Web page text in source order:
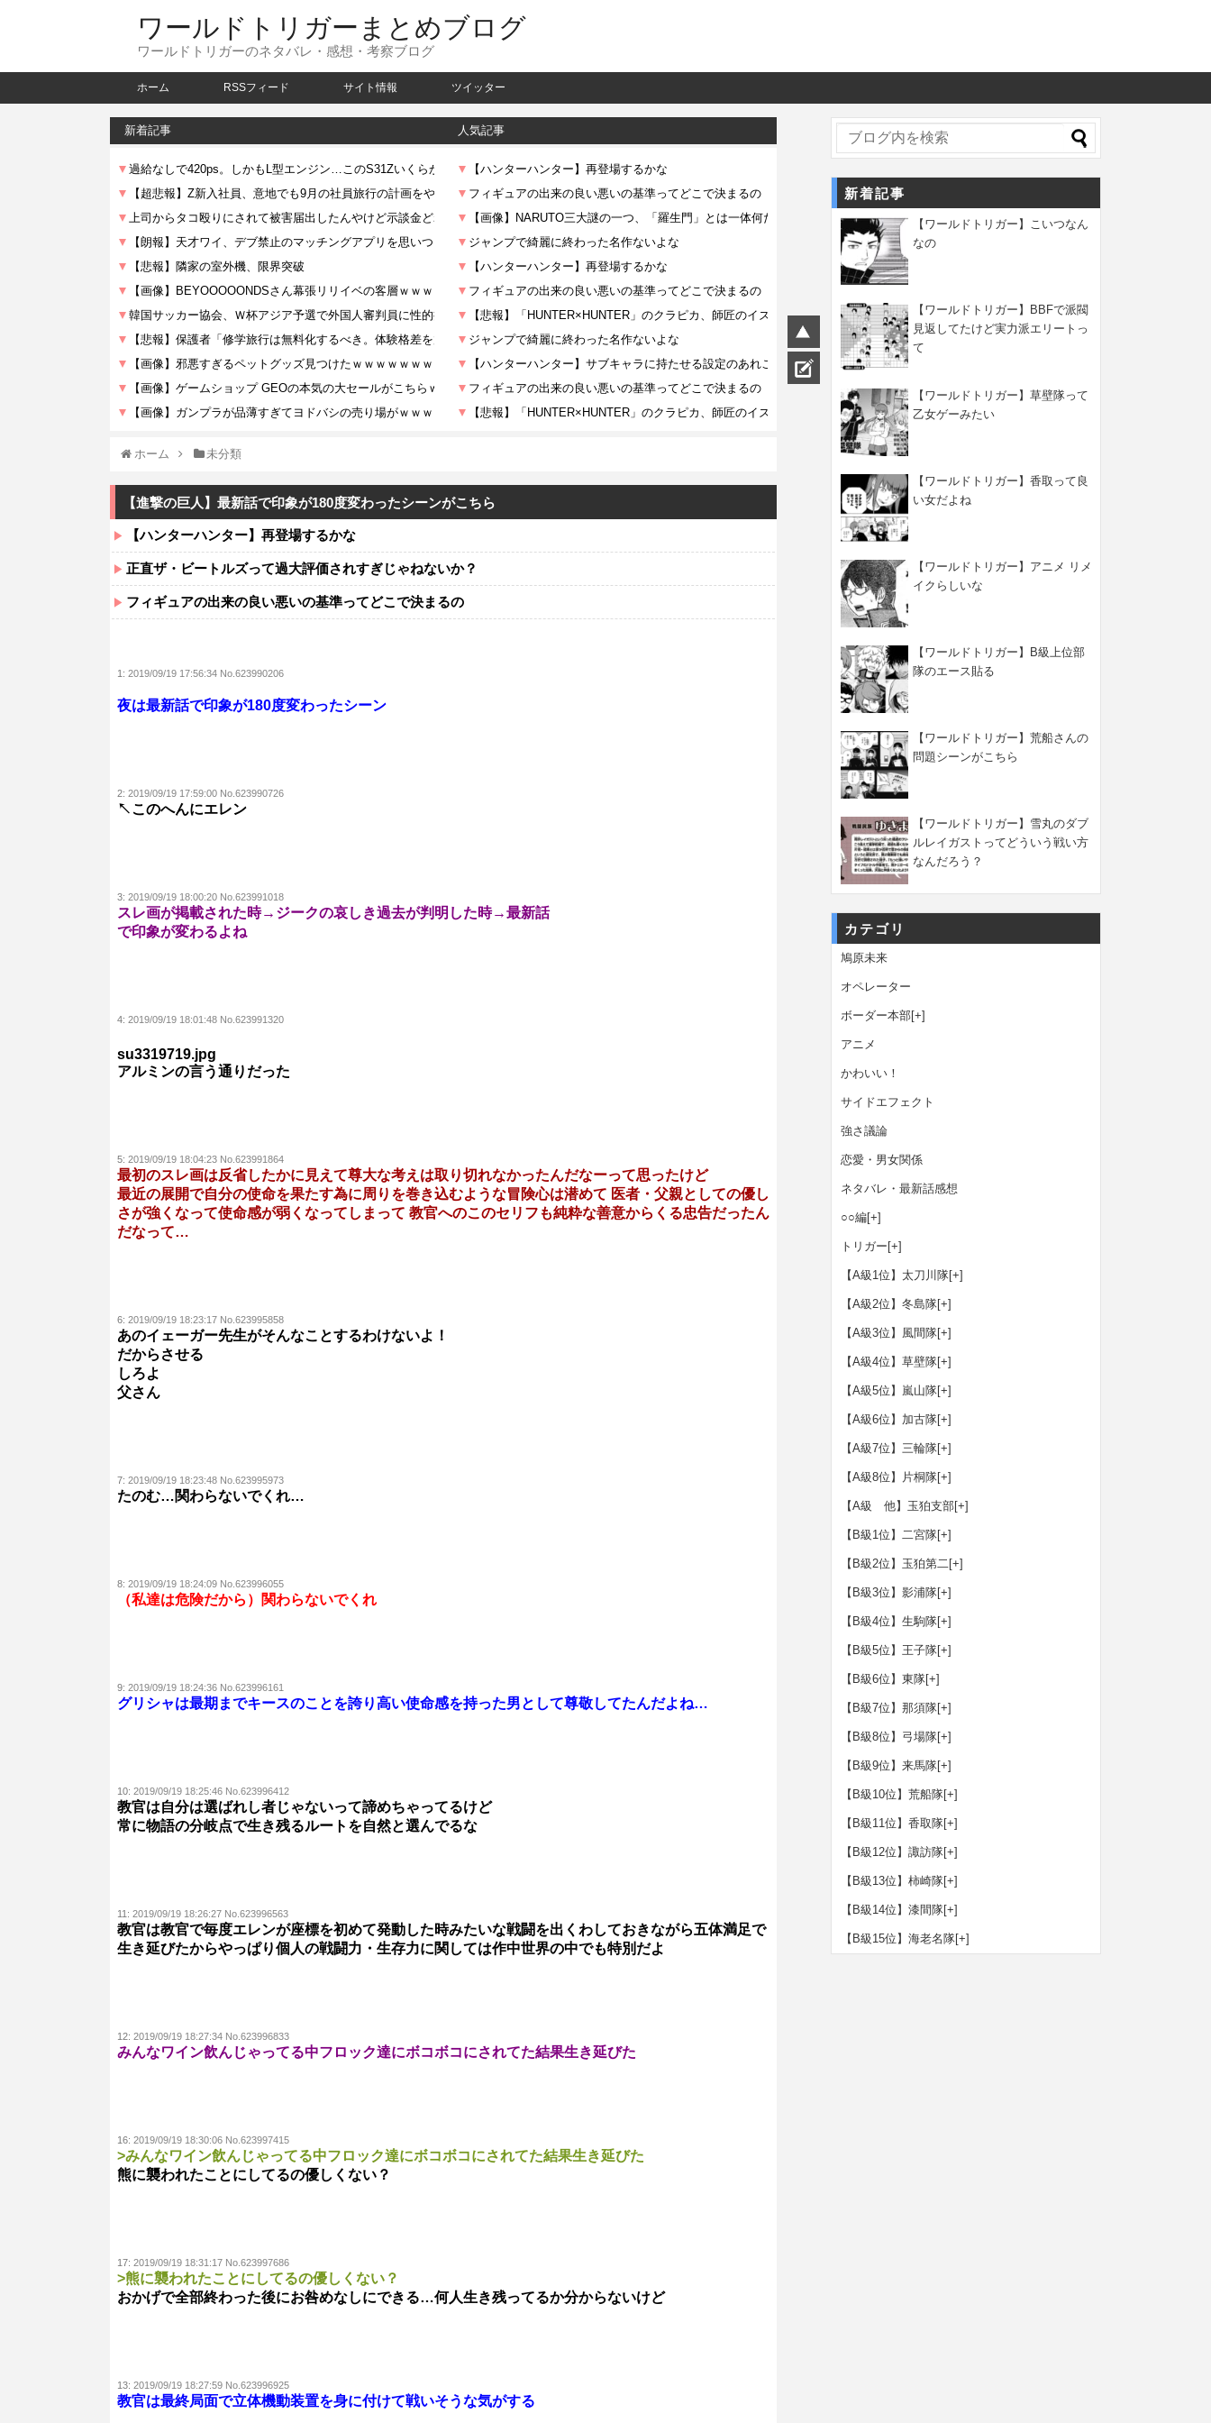
ワールドトリガーまとめブログ
ワールドトリガーのネタバレ・感想・考察ブログ
ホーム RSSフィード サイト情報 ツイッター
新着記事 人気記事
ホーム 未分類
【進撃の巨人】最新話で印象が180度変わったシーンがこちら
【ハンターハンター】再登場するかな
正直ザ・ビートルズって過大評価されすぎじゃねないか？
フィギュアの出来の良い悪いの基準ってどこで決まるの
1: 2019/09/19 17:56:34 No.623990206
夜は最新話で印象が180度変わったシーン
2: 2019/09/19 17:59:00 No.623990726
↖︎このへんにエレン
3: 2019/09/19 18:00:20 No.623991018
スレ画が掲載された時→ジークの哀しき過去が判明した時→最新話
で印象が変わるよね
4: 2019/09/19 18:01:48 No.623991320
su3319719.jpg
アルミンの言う通りだった
5: 2019/09/19 18:04:23 No.623991864
最初のスレ画は反省したかに見えて尊大な考えは取り切れなかったんだなーって思ったけど
最近の展開で自分の使命を果たす為に周りを巻き込むような冒険心は潜めて 医者・父親としての優し
さが強くなって使命感が弱くなってしまって 教官へのこのセリフも純粋な善意からくる忠告だったん
だなって…
6: 2019/09/19 18:23:17 No.623995858
あのイェーガー先生がそんなことするわけないよ！
だからさせる
しろよ
父さん
7: 2019/09/19 18:23:48 No.623995973
たのむ…関わらないでくれ…
8: 2019/09/19 18:24:09 No.623996055
（私達は危険だから）関わらないでくれ
9: 2019/09/19 18:24:36 No.623996161
グリシャは最期までキースのことを誇り高い使命感を持った男として尊敬してたんだよね…
10: 2019/09/19 18:25:46 No.623996412
教官は自分は選ばれし者じゃないって諦めちゃってるけど
常に物語の分岐点で生き残るルートを自然と選んでるな
11: 2019/09/19 18:26:27 No.623996563
教官は教官で毎度エレンが座標を初めて発動した時みたいな戦闘を出くわしておきながら五体満足で
生き延びたからやっぱり個人の戦闘力・生存力に関しては作中世界の中でも特別だよ
12: 2019/09/19 18:27:34 No.623996833
みんなワイン飲んじゃってる中フロック達にボコボコにされてた結果生き延びた
16: 2019/09/19 18:30:06 No.623997415
>みんなワイン飲んじゃってる中フロック達にボコボコにされてた結果生き延びた
熊に襲われたことにしてるの優しくない？
17: 2019/09/19 18:31:17 No.623997686
>熊に襲われたことにしてるの優しくない？
おかげで全部終わった後にお咎めなしにできる…何人生き残ってるか分からないけど
13: 2019/09/19 18:27:59 No.623996925
教官は最終局面で立体機動装置を身に付けて戦いそうな気がする
新着記事
【ワールドトリガー】こいつなん
なの
【ワールドトリガー】BBFで派閥
見返してたけど実力派エリートっ
て
【ワールドトリガー】草壁隊って
乙女ゲーみたい
【ワールドトリガー】香取って良
い女だよね
【ワールドトリガー】アニメ リメ
イクらしいな
【ワールドトリガー】B級上位部
隊のエース貼る
【ワールドトリガー】荒船さんの
問題シーンがこちら
【ワールドトリガー】雪丸のダブ
ルレイガストってどういう戦い方
なんだろう？
カテゴリ
鳩原未来
オペレーター
ボーダー本部[+]
アニメ
かわいい！
サイドエフェクト
強さ議論
恋愛・男女関係
ネタバレ・最新話感想
○○編[+]
トリガー [+]
【A級1位】太刀川隊[+]
【A級2位】冬島隊[+]
【A級3位】風間隊[+]
【A級4位】草壁隊[+]
【A級5位】嵐山隊[+]
【A級6位】加古隊[+]
【A級7位】三輪隊[+]
【A級8位】片桐隊[+]
【A級 他】玉狛支部[+]
【B級1位】二宮隊[+]
【B級2位】玉狛第二[+]
【B級3位】影浦隊[+]
【B級4位】生駒隊[+]
【B級5位】王子隊[+]
【B級6位】東隊[+]
【B級7位】那須隊[+]
【B級8位】弓場隊[+]
【B級9位】来馬隊[+]
【B級10位】荒船隊[+]
【B級11位】香取隊[+]
【B級12位】諏訪隊[+]
【B級13位】柿崎隊[+]
【B級14位】漆間隊[+]
【B級15位】海老名隊[+]